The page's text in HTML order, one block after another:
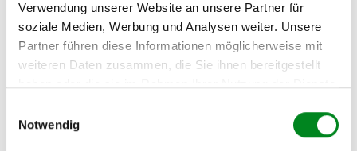
Verwendung unserer Website an unsere Partner für
soziale Medien, Werbung und Analysen weiter. Unsere
Partner führen diese Informationen möglicherweise mit
weiteren Daten zusammen, die Sie ihnen bereitgestellt
Notwendig
info@tmc-turbo.de
Telefon:
02541/8483601